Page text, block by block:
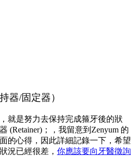
器/固定器）
就是努力去保持完成箍牙後的狀
(Retainer)；，我留意到Zenyum 的
的心得，因此詳細記錄一下，希望
況已經很差， 你應該要向牙醫徵詢